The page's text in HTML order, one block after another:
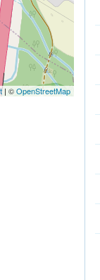
| ©OpenStreetMap